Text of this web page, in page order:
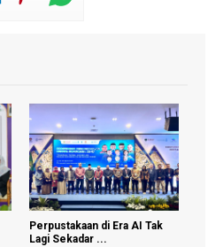
Perpustakaan di Era AI Tak
Lagi Sekadar ...